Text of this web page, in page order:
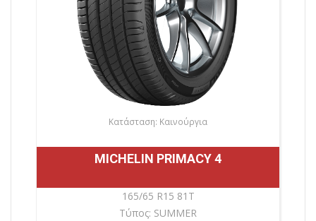
Κατάσταση: Καινούργια
MICHELIN PRIMACY 4
165/65 R15 81T
Τύπος: SUMMER